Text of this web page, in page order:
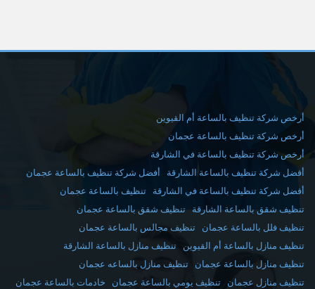
أرخص شركة تنظيف بالساعة أم القيوين
أرخص شركة تنظيف بالساعة عجمان
أرخص شركة تنظيف بالساعة في الشارقة
أفضل شركة تنظيف بالساعة الشارقة
أفضل شركة تنظيف بالساعة عجمان
أفضل شركة تنظيف بالساعة في الشارقة
تنظيف بالساعة عجمان
تنظيف شقق بالساعة الشارقة
تنظيف شقق بالساعة عجمان
تنظيف فلل بالساعة عجمان
تنظيف مجالس بالساعة عجمان
تنظيف منازل بالساعة أم القيوين
تنظيف منازل بالساعة الشارقة
تنظيف منازل بالساعة عجمان
تنظيف منازل بالساعه عجمان
تنظيف منازل عجمان
تنظيف يومي بالساعة عجمان
خادمات بالساعة عجمان